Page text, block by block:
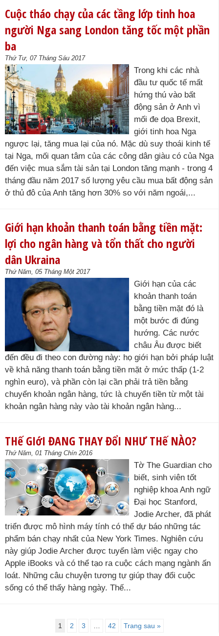
Cuộc tháo chạy của các tầng lớp tinh hoa
người Nga sang London tăng tốc một phần
ba
Thứ Tư, 07 Tháng Sáu 2017
Trong khi các nhà
đầu tư quốc tế mất
hứng thú vào bất
động sản ở Anh vì
mối đe dọa Brexit,
giới tinh hoa Nga
ngược lại, tăng mua lại của nó. Mặc dù suy thoái kinh tế
tại Nga, mối quan tâm của các công dân giàu có của Nga
đến việc mua sắm tài sản tại London tăng mạnh - trong 4
tháng đầu năm 2017 số lượng yêu cầu mua bất động sản
ở thủ đô của Anh tăng hơn 30% so với năm ngoái,...
Giới hạn khoản thanh toán bằng tiền mặt:
lợi cho ngân hàng và tổn thất cho người
dân Ukraina
Thứ Năm, 05 Tháng Một 2017
Giới hạn của các
khoản thanh toán
bằng tiền mặt đó là
một bước đi đúng
hướng. Các nước
châu Âu được biết
đến đều đi theo con đường này: họ giới hạn bởi pháp luật
về khả năng thanh toán bằng tiền mặt ở mức thấp (1-2
nghìn euro), và phần còn lại cần phải trả tiền bằng
chuyển khoản ngân hàng, tức là chuyển tiền từ một tài
khoản ngân hàng này vào tài khoản ngân hàng...
THế GIớI ĐANG THAY ĐổI NHƯ THế NÀO?
Thứ Năm, 01 Tháng Chín 2016
Tờ The Guardian cho
biết, sinh viên tốt
nghiệp khoa Anh ngữ
Đại học Stanford,
Jodie Archer, đã phát
triển được mô hình máy tính có thể dự báo những tác
phẩm bán chạy nhất của New York Times. Nghiên cứu
này giúp Jodie Archer được tuyển làm việc ngay cho
Apple iBooks và có thể tạo ra cuộc cách mạng ngành ấn
loát. Những câu chuyện tương tự giúp thay đổi cuộc
sống có thể thấy hàng ngày. Thế...
1 2 3 42 Trang sau »